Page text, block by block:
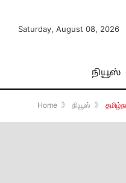
Saturday, August 08, 2026
நியூஸ்
Home 》 நியூஸ் 》